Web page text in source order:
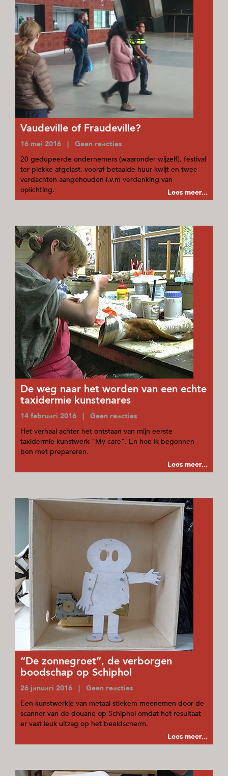
Vaudeville of Fraudeville?
16 mei 2016 | Geen reacties
20 gedupeerde ondernemers (waaronder wijzelf), festival
ter plekke afgelast, vooraf betaalde huur kwijt en twee
verdachten aangehouden i.v.m verdenking van
oplichting.
Lees meer...
De weg naar het worden van een echte
taxidermie kunstenares
14 februari 2016 | Geen reacties
Het verhaal achter het ontstaan van mijn eerste
taxidermie kunstwerk "My care". En hoe ik begonnen
ben met prepareren.
Lees meer...
“De zonnegroet”, de verborgen
boodschap op Schiphol
26 januari 2016 | Geen reacties
Een kunstwerkje van metaal stiekem meenemen door de
scanner van de douane op Schiphol omdat het resultaat
er vast leuk uitzag op het beeldscherm.
Lees meer...